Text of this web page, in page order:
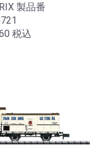
製品番
税込